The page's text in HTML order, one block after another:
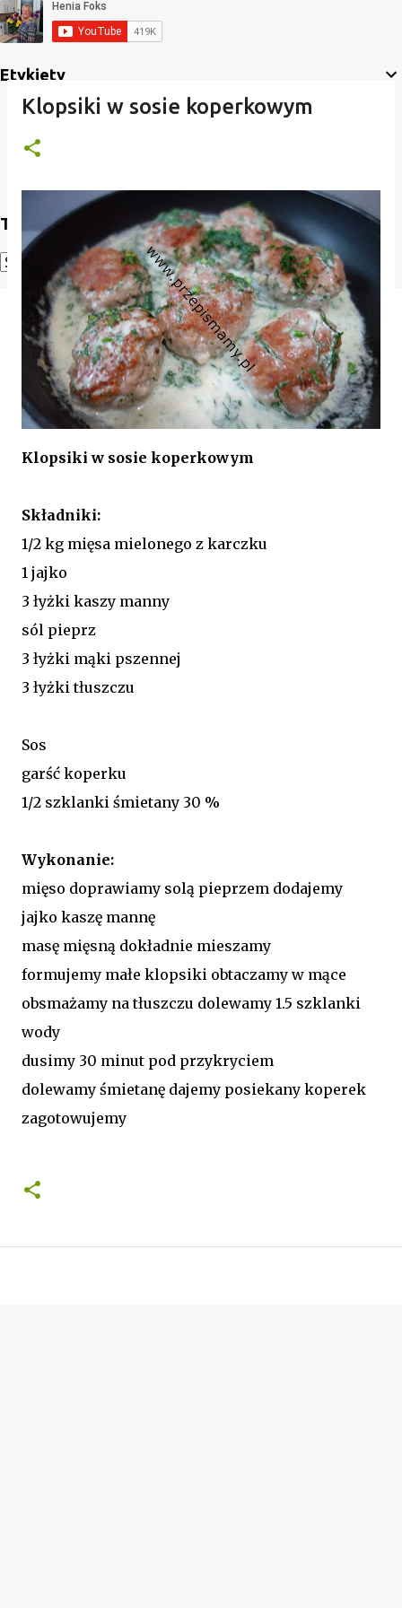
Etykiety
Translate
Powered by Translate
Klopsiki w sosie koperkowym
Klopsiki w sosie koperkowym
Składniki:
1/2 kg mięsa mielonego z karczku
1 jajko
3 łyżki kaszy manny
sól pieprz
3 łyżki mąki pszennej
3 łyżki tłuszczu
Sos
garść koperku
1/2 szklanki śmietany 30 %
Wykonanie:
mięso doprawiamy solą pieprzem dodajemy
jajko kaszę mannę
masę mięsną dokładnie mieszamy
formujemy małe klopsiki obtaczamy w mące
obsmażamy na tłuszczu dolewamy 1.5 szklanki
wody
dusimy 30 minut pod przykryciem
dolewamy śmietanę dajemy posiekany koperek
zagotowujemy